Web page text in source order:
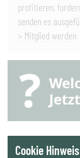
profitieren,
senden es
> Mitglied werden
YouTube
Cookie Hinweis